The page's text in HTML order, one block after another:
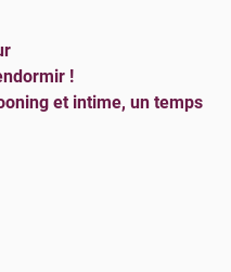
!
et intime, un temps